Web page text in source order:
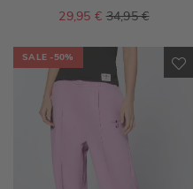
29,95 € 34,95 €
SALE -50%